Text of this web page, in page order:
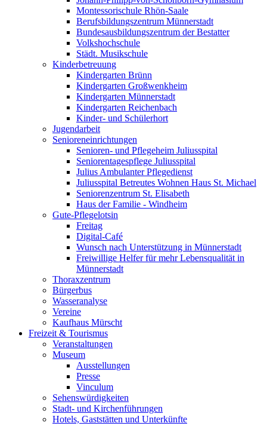
Montessorischule Rhön-Saale
Berufsbildungszentrum Münnerstadt
Bundesausbildungszentrum der Bestatter
Volkshochschule
Städt. Musikschule
Kinderbetreuung
Kindergarten Brünn
Kindergarten Großwenkheim
Kindergarten Münnerstadt
Kindergarten Reichenbach
Kinder- und Schülerhort
Jugendarbeit
Senioreneinrichtungen
Senioren- und Pflegeheim Juliusspital
Seniorentagespflege Juliusspital
Julius Ambulanter Pflegedienst
Juliusspital Betreutes Wohnen Haus St. Michael
Seniorenzentrum St. Elisabeth
Haus der Familie - Windheim
Gute-Pflegelotsin
Freitag
Digital-Café
Wunsch nach Unterstützung in Münnerstadt
Freiwillige Helfer für mehr Lebensqualität in
Münnerstadt
Thoraxzentrum
Bürgerbus
Wasseranalyse
Vereine
Kaufhaus Mürscht
Freizeit & Tourismus
Veranstaltungen
Museum
Ausstellungen
Presse
Vinculum
Sehenswürdigkeiten
Stadt- und Kirchenführungen
Hotels, Gaststätten und Unterkünfte